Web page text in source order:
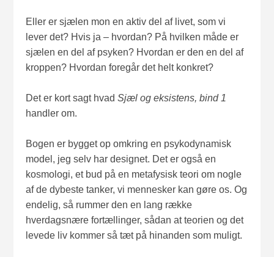
Eller er sjælen mon en aktiv del af livet, som vi
lever det? Hvis ja – hvordan? På hvilken måde er
sjælen en del af psyken? Hvordan er den en del af
kroppen? Hvordan foregår det helt konkret?
Det er kort sagt hvadSjæl og eksistens, bind 1
handler om.
Bogen er bygget op omkring en psykodynamisk
model, jeg selv har designet. Det er også en
kosmologi, et bud på en metafysisk teori om nogle
af de dybeste tanker, vi mennesker kan gøre os. Og
endelig, så rummer den en lang række
hverdagsnære fortællinger, sådan at teorien og det
levede liv kommer så tæt på hinanden som muligt.